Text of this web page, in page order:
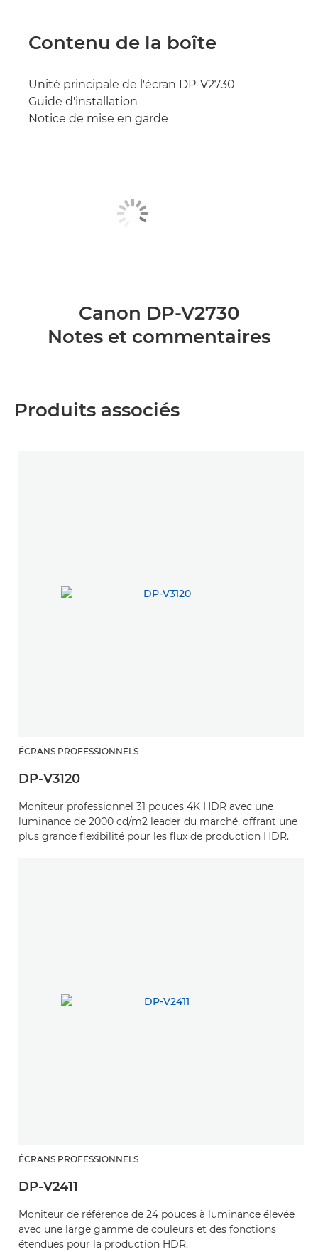
Contenu de la boîte
Unité principale de l'écran DP-V2730
Guide d'installation
Notice de mise en garde
Canon DP-V2730
Notes et commentaires
Produits associés
ÉCRANS PROFESSIONNELS
DP-V3120
Moniteur professionnel 31 pouces 4K HDR avec une
luminance de 2000 cd/m2 leader du marché, offrant une
plus grande flexibilité pour les flux de production HDR.
ÉCRANS PROFESSIONNELS
DP-V2411
Moniteur de référence de 24 pouces à luminance élevée
avec une large gamme de couleurs et des fonctions
étendues pour la production HDR.